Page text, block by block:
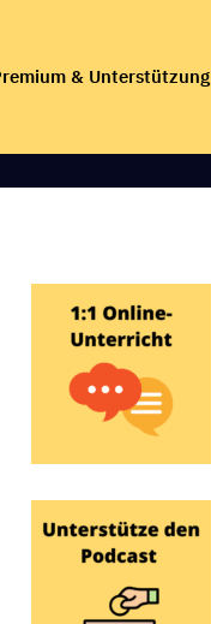
& Unterstützung